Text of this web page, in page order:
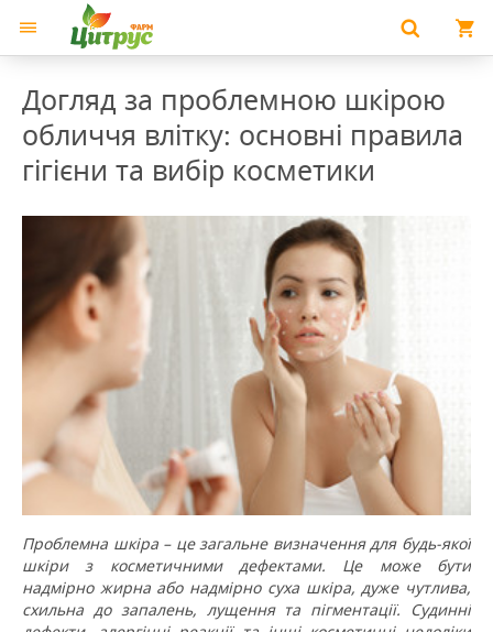
Догляд за проблемною шкірою
обличчя влітку: основні правила
гігієни та вибір косметики
Проблемна шкіра – це загальне визначення для будь-якої
шкіри з косметичними дефектами. Це може бути
надмірно жирна або надмірно суха шкіра, дуже чутлива,
схильна до запалень, лущення та пігментації.
Судинні